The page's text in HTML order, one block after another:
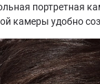
портретная
камеры удобно